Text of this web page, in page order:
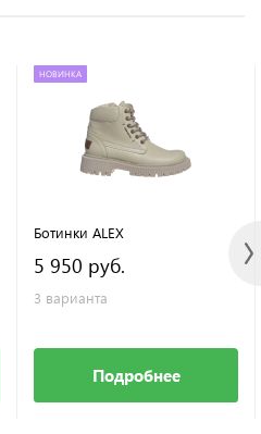
НОВИНКА
Ботинки ALEX
5 950 руб.
3 варианта
Подробнее